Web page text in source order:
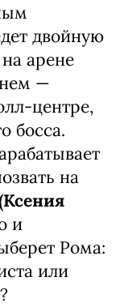
двойную
арене
—
центре,
босса.
на
и
Рома:
или